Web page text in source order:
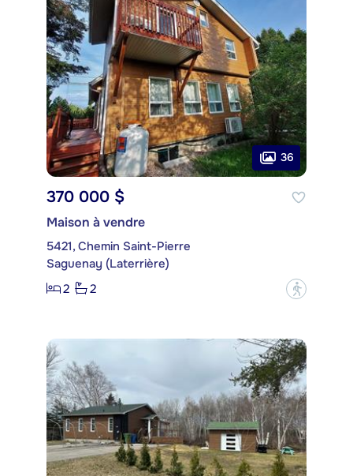
36
370 000 $
Maison à vendre
5421, Chemin Saint-Pierre
Saguenay (Laterrière)
2
2 ?